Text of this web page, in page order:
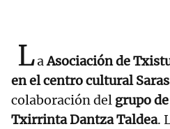
LaAsociación de
en el centro cultural
colaboración del grupo
Txirrinta Dantza Taldea.